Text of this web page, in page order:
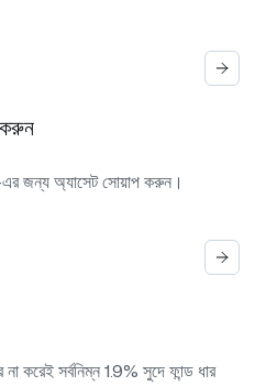
করুন
এর জন্য অ্যাসেট সোয়াপ করুন।
করেই সর্বনিম্ন 1.9% সুদে ফান্ড ধার